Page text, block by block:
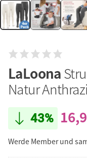
LaLoona
Natur
43%
Werde Member und